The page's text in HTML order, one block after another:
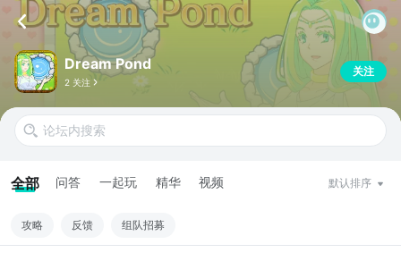
Dream Pond
2 关注
关注
全部 问答 一起玩 精华 视频 默认排序
攻略 反馈 组队招募